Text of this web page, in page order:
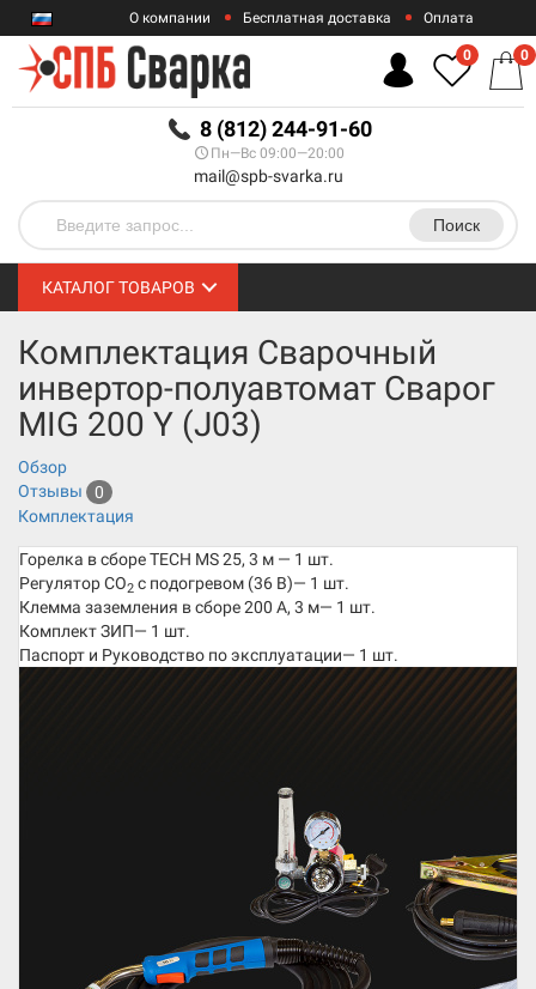
RUB
О компании Бесплатная доставка Оплата
Гарантии
8 (812) 244-91-60
Пн—Вс 09:00—20:00
mail@spb-svarka.ru
Поиск
0 0
КАТАЛОГ ТОВАРОВ
Комплектация Сварочный
инвертор-полуавтомат Сварог
MIG 200 Y (J03)
Обзор
Отзывы
0
Комплектация
Горелка в сборе TECH MS 25, 3 м — 1 шт.
Регулятор CO2 c подогревом (36 В)— 1 шт.
Клемма заземления в сборе 200 А, 3 м— 1 шт.
Комплект ЗИП— 1 шт.
Паспорт и Руководство по эксплуатации— 1 шт.